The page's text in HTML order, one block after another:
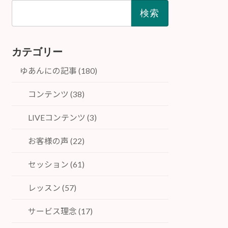
カテゴリー
ゆあんにの記事 (180)
コンテンツ (38)
LIVEコンテンツ (3)
お客様の声 (22)
セッション (61)
レッスン (57)
サービス理念 (17)